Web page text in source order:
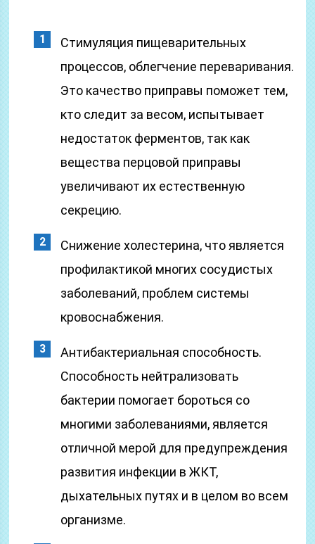
Стимуляция пищеварительных
процессов, облегчение переваривания.
Это качество приправы поможет тем,
кто следит за весом, испытывает
недостаток ферментов, так как
вещества перцовой приправы
увеличивают их естественную
секрецию.
Снижение холестерина, что является
профилактикой многих сосудистых
заболеваний, проблем системы
кровоснабжения.
Антибактериальная способность.
Способность нейтрализовать
бактерии помогает бороться со
многими заболеваниями, является
отличной мерой для предупреждения
развития инфекции в ЖКТ,
дыхательных путях и в целом во всем
организме.